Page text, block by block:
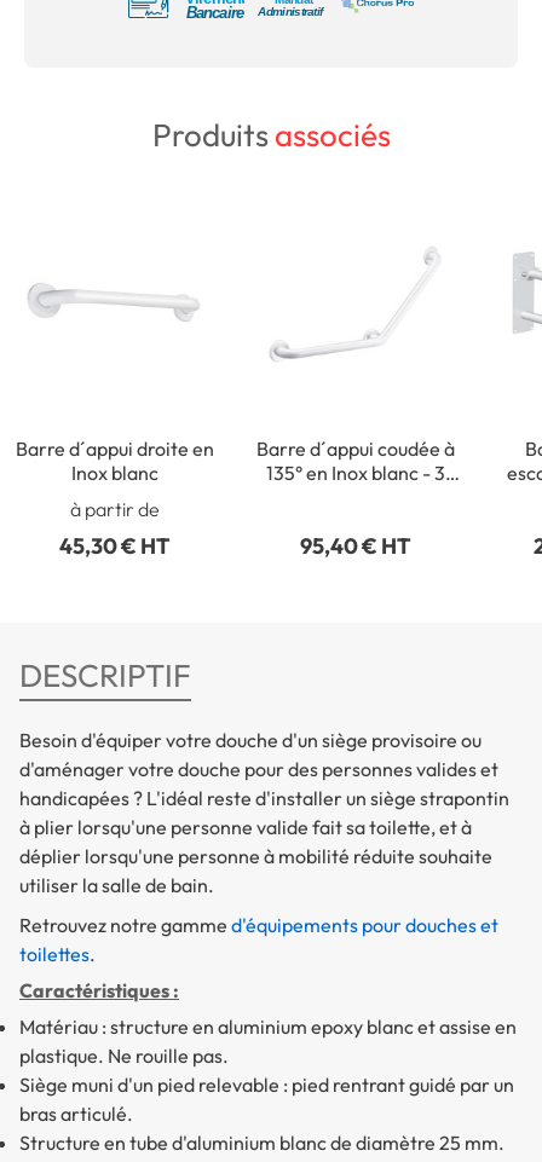
Produitsassociés
Barre d´appui droite en
Inox blanc
à partir de
45,30 € HT
Barre d´appui coudée à
135° en Inox blanc - 3
95,40 € HT
DESCRIPTIF
Besoin d'équiper votre douche d'un siège provisoire ou
d'aménager votre douche pour des personnes valides et
handicapées ? L'idéal reste d'installer un siège strapontin
à plier lorsqu'une personne valide fait sa toilette, et à
déplier lorsqu'une personne à mobilité réduite souhaite
utiliser la salle de bain.
Retrouvez notre gamme d'équipements pour douches et
toilettes.
Caractéristiques :
Matériau : structure en aluminium epoxy blanc et assise en
plastique. Ne rouille pas.
Siège muni d'un pied relevable : pied rentrant guidé par un
bras articulé.
Structure en tube d'aluminium blanc de diamètre 25 mm.